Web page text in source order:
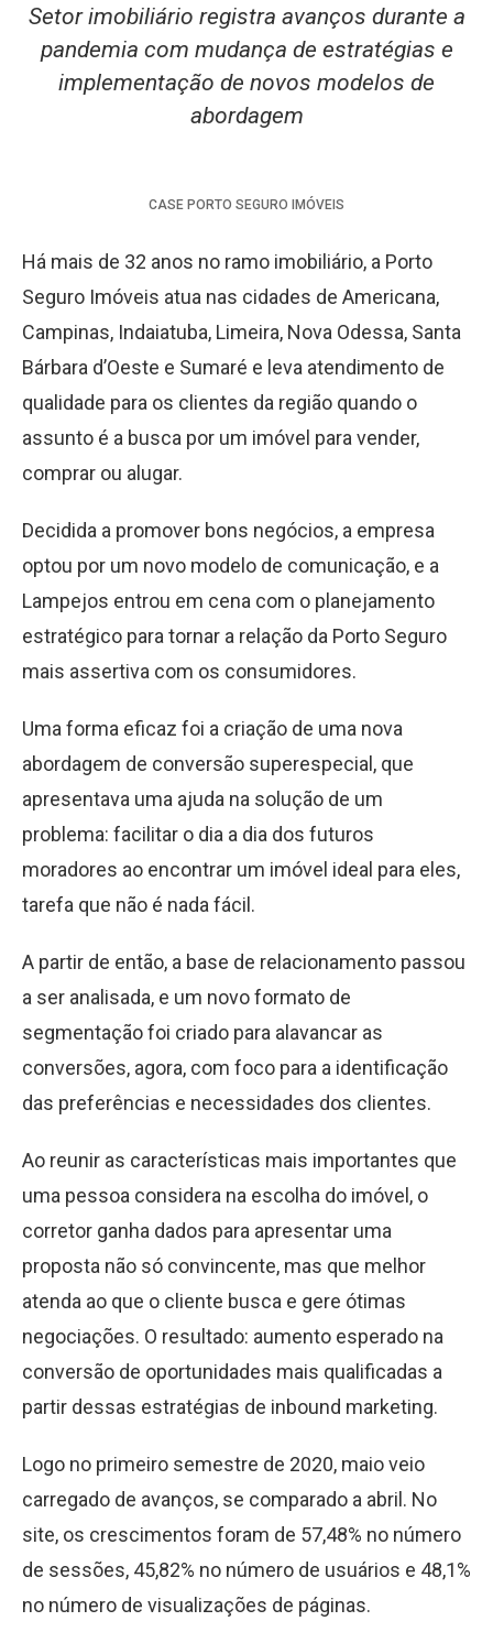
Setor imobiliário registra avanços durante a
pandemia com mudança de estratégias e
implementação de novos modelos de
abordagem
CASE PORTO SEGURO IMÓVEIS
Há mais de 32 anos no ramo imobiliário, a Porto
Seguro Imóveis atua nas cidades de Americana,
Campinas, Indaiatuba, Limeira, Nova Odessa, Santa
Bárbara d’Oeste e Sumaré e leva atendimento de
qualidade para os clientes da região quando o
assunto é a busca por um imóvel para vender,
comprar ou alugar.
Decidida a promover bons negócios, a empresa
optou por um novo modelo de comunicação, e a
Lampejos entrou em cena com o planejamento
estratégico para tornar a relação da Porto Seguro
mais assertiva com os consumidores.
Uma forma eficaz foi a criação de uma nova
abordagem de conversão superespecial, que
apresentava uma ajuda na solução de um
problema: facilitar o dia a dia dos futuros
moradores ao encontrar um imóvel ideal para eles,
tarefa que não é nada fácil.
A partir de então, a base de relacionamento passou
a ser analisada, e um novo formato de
segmentação foi criado para alavancar as
conversões, agora, com foco para a identificação
das preferências e necessidades dos clientes.
Ao reunir as características mais importantes que
uma pessoa considera na escolha do imóvel, o
corretor ganha dados para apresentar uma
proposta não só convincente, mas que melhor
atenda ao que o cliente busca e gere ótimas
negociações. O resultado: aumento esperado na
conversão de oportunidades mais qualificadas a
partir dessas estratégias de inbound marketing.
Logo no primeiro semestre de 2020, maio veio
carregado de avanços, se comparado a abril. No
site, os crescimentos foram de 57,48% no número
de sessões, 45,82% no número de usuários e 48,1%
no número de visualizações de páginas.